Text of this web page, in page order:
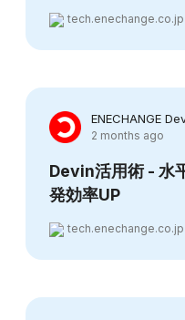
tech.enechange.co.jp
ENECHANGE
2 months ago
Devin活用術 - 水
発効率UP
tech.enechange.co.jp